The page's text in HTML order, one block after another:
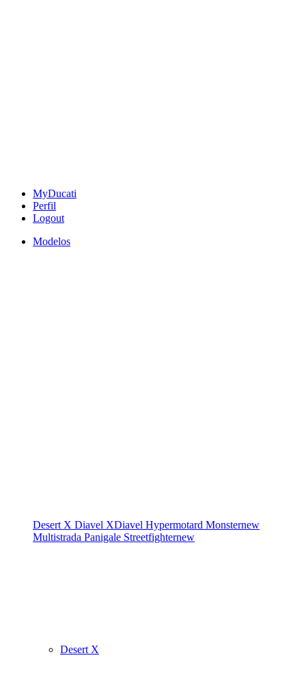
MyDucati
Perfil
Logout
Modelos
Desert X Diavel XDiavel Hypermotard Monsternew
Multistrada Panigale Streetfighternew
Desert X